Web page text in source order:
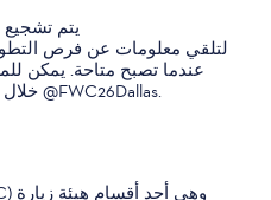
يتم تشجيع
عندما تصبح متاحة. يمكن
خلال وسائل التواصل الاجتماعي عبر @FWC26Dallas.